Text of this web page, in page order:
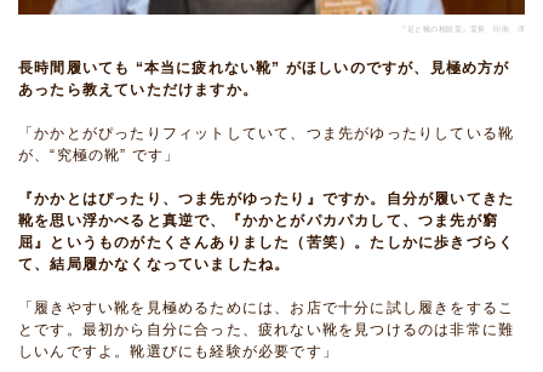
『足と靴の相談室』室長 印南 淳
長時間履いても “本当に疲れない靴” がほしいのですが、見極め方が
あったら教えていただけますか。
「かかとがぴったりフィットしていて、つま先がゆったりしている靴
が、“究極の靴” です」
『かかとはぴったり、つま先がゆったり』ですか。自分が履いてきた
靴を思い浮かべると真逆で、『かかとがパカパカして、つま先が窮
屈』というものがたくさんありました（苦笑）。たしかに歩きづらく
て、結局履かなくなっていましたね。
「履きやすい靴を見極めるためには、お店で十分に試し履きをするこ
とです。最初から自分に合った、疲れない靴を見つけるのは非常に難
しいんですよ。靴選びにも経験が必要です」